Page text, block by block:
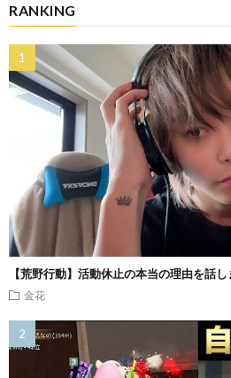
RANKING
【荒野行動】活動休止の本当の理由を話
金花